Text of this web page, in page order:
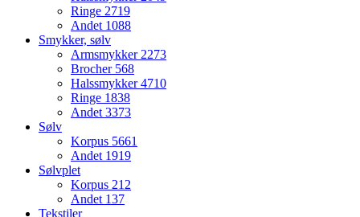
Ringe 2719
Andet 1088
Smykker, sølv
Armsmykker2273
Brocher 568
Halssmykker4710
Ringe 1838
Andet3373
Sølv
Korpus 5661
Andet 1919
Sølvplet
Korpus 212
Andet 137
Tekstiler